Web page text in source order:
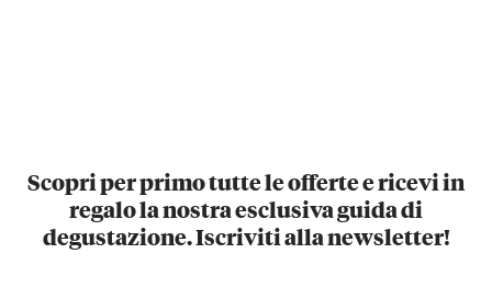
Scopri per primo tutte le offerte e ricevi in
regalo la nostra esclusiva guida di
degustazione. Iscriviti alla newsletter!